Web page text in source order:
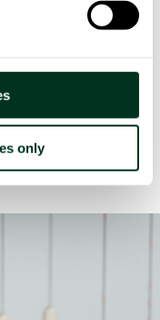
only
selezionabili e
tattico e strategico.
di tracciabilità
finiti lungo l’intera